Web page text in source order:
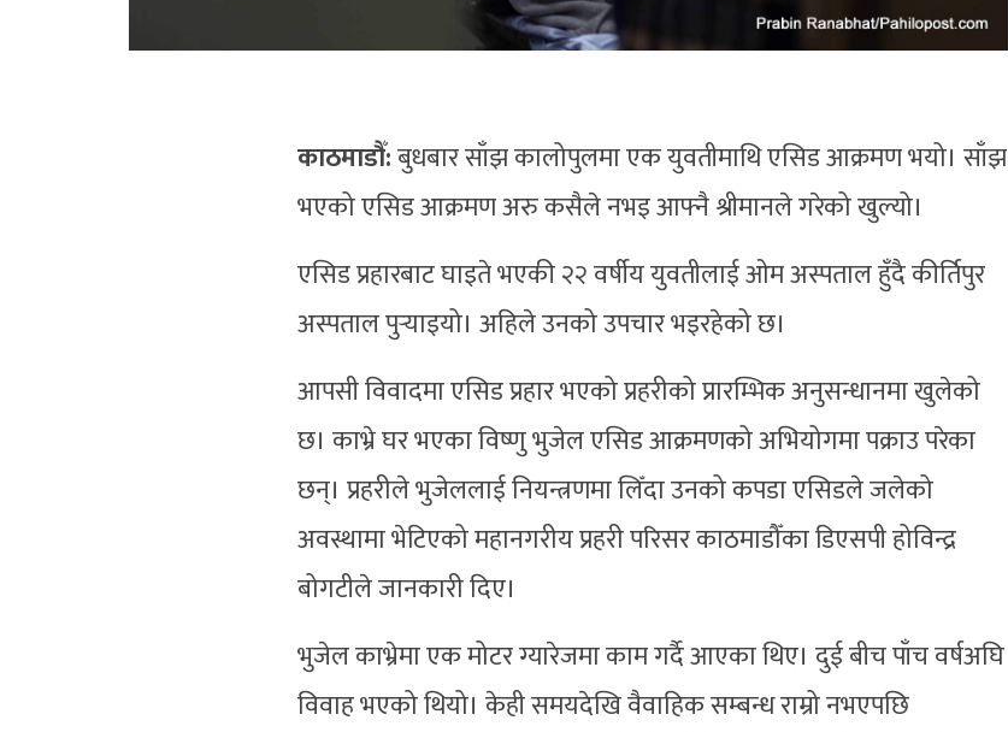
काठमाडौँ:बुधबार साँझ कालोपुलमा एक युवतीमाथि एसिड आक्रमण भयो। साँझ
भएको एसिड आक्रमण अरु कसैले नभइ आफ्नै श्रीमानले गरेको खुल्यो।
एसिड प्रहारबाट घाइते भएकी २२ वर्षीय युवतीलाई ओम अस्पताल हुँदै कीर्तिपुर
अस्पताल पुर्‍याइयो। अहिले उनको उपचार भइरहेको छ।
आपसी विवादमा एसिड प्रहार भएको प्रहरीको प्रारम्भिक अनुसन्धानमा खुलेको
छ। काभ्रे घर भएका विष्णु भुजेल एसिड आक्रमणको अभियोगमा पक्राउ परेका
छन्। प्रहरीले भुजेललाई नियन्त्रणमा लिँदा उनको कपडा एसिडले जलेको
अवस्थामा भेटिएको महानगरीय प्रहरी परिसर काठमाडौँका डिएसपी होविन्द्र
बोगटीले जानकारी दिए।
भुजेल काभ्रेमा एक मोटर ग्यारेजमा काम गर्दै आएका थिए। दुई बीच पाँच वर्षअघि
विवाह भएको थियो। केही समयदेखि वैवाहिक सम्बन्ध राम्रो नभएपछि